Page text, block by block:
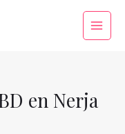
Main
en Nerja